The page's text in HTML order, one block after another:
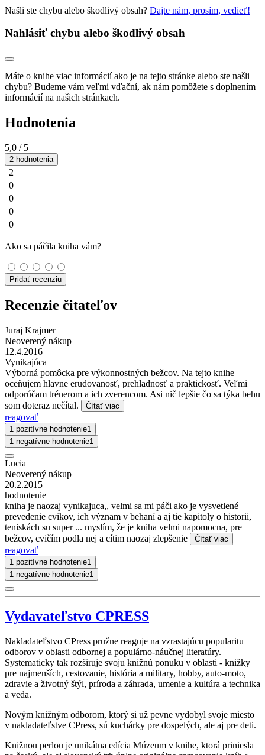
Našli ste chybu alebo škodlivý obsah? Dajte nám, prosím, vedieť!
Nahlásiť chybu alebo škodlivý obsah
Máte o knihe viac informácií ako je na tejto stránke alebo ste našli
chybu? Budeme vám veľmi vďační, ak nám pomôžete s doplnením
informácií na našich stránkach.
Hodnotenia
5,0 / 5
2 hodnotenia
2
0
0
0
0
Ako sa páčila kniha vám?
Pridať recenziu
Recenzie čitateľov
Juraj Krajmer
Neoverený nákup
12.4.2016
Vynikajúca
Výborná pomôcka pre výkonnostných bežcov. Na tejto knihe
oceňujem hlavne erudovanosť, prehladnosť a praktickosť. Veľmi
odporúčam trénerom a ich zverencom. Asi nič lepšie čo sa týka behu
som doteraz nečítal.
Čítať viac
reagovať
1 pozitívne hodnotenie1
1 negatívne hodnotenie1
Lucia
Neoverený nákup
20.2.2015
hodnotenie
kniha je naozaj vynikajuca,, velmi sa mi páči ako je vysvetlené
prevedenie cvikov, ich význam v behaní a aj tie kapitoly o historii,
teniskách su super ... myslím, že je kniha velmi napomocna, pre
bežcov, cvičím podla nej a cítim naozaj zlepšenie
Čítať viac
reagovať
1 pozitívne hodnotenie1
1 negatívne hodnotenie1
Vydavateľstvo CPRESS
Nakladateľstvo CPress pružne reaguje na vzrastajúcu popularitu
odborov v oblasti odbornej a populárno-náučnej literatúry.
Systematicky tak rozširuje svoju knižnú ponuku v oblasti - knižky
pre najmenších, cestovanie, história a military, hobby, auto-moto,
zdravie a životný štýl, príroda a záhrada, umenie a kultúra a technika
a veda.
Novým knižným odborom, ktorý si už pevne vydobyl svoje miesto
v nakladateľstve CPress, sú kuchárky pre dospelých, ale aj pre deti.
Knižnou perlou je unikátna edícia Múzeum v knihe, ktorá priniesla